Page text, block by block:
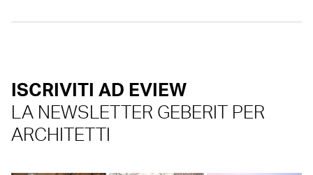
ISCRIVITI AD EVIEW
LA NEWSLETTER GEBERIT PER
ARCHITETTI